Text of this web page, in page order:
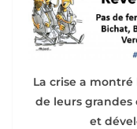
La crise a
de leurs grandes
et